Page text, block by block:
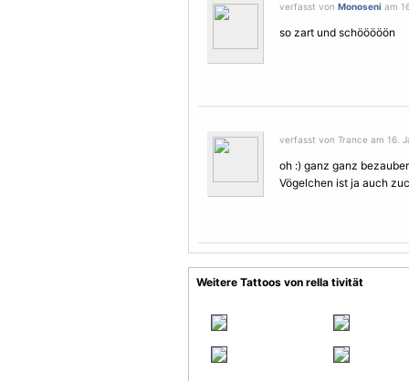
verfasst von Monoseni am
so zart und schööööön
verfasst von Trance am 16.
oh :) ganz ganz
Vögelchen ist ja auch
Weitere Tattoos von rella tivität